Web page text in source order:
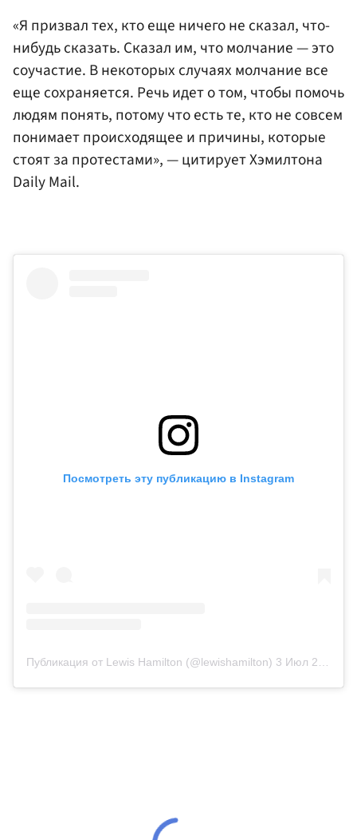
«Я призвал тех, кто еще ничего не сказал, что-
нибудь сказать. Сказал им, что молчание — это
соучастие. В некоторых случаях молчание все
еще сохраняется. Речь идет о том, чтобы помочь
людям понять, потому что есть те, кто не совсем
понимает происходящее и причины, которые
стоят за протестами», — цитирует Хэмилтона
Daily Mail.
Посмотреть эту публикацию в Instagram
Публикация от Lewis Hamilton (@lewishamilton) 3 Июл 2020 в 1:48 PDT